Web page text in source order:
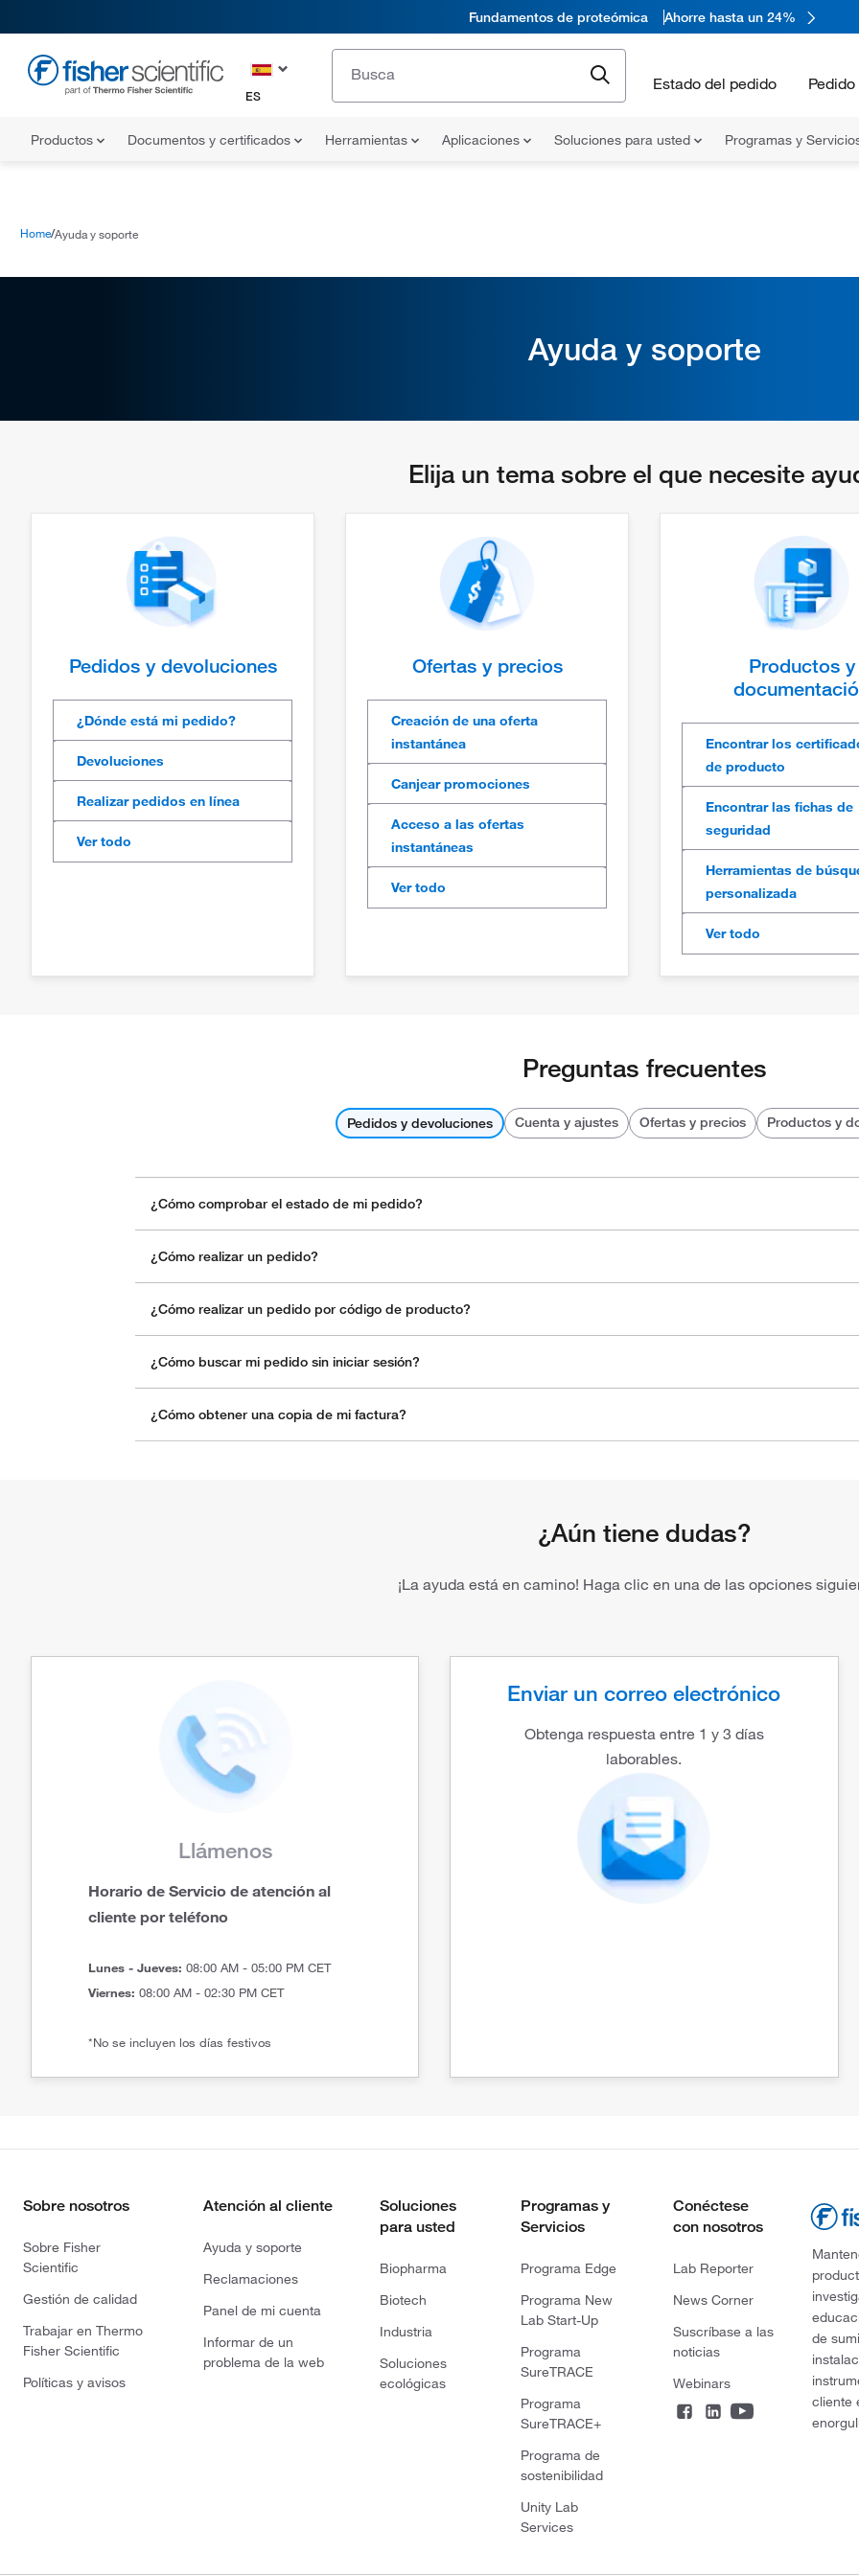
Fundamentos de proteómica Ahorre hasta un 24%
ES
Estado del pedido
Productos Documentos y certificados Herramientas Aplicaciones Soluciones para usted Programas y
Home Ayuda y soporte
Ayuda y soporte
Elija un tema sobre el que necesite
Pedidos y devoluciones
¿Dónde está mi pedido?
Devoluciones
Realizar pedidos en línea
Ver todo
Ofertas y precios
Creación de una oferta
instantánea
Canjear promociones
Acceso a las ofertas
instantáneas
Ver todo
Productos y
Encontrar los
de producto
Encontrar las fichas de
seguridad
Herramientas de
personalizada
Ver todo
Preguntas frecuentes
Pedidos y devoluciones Cuenta y ajustes Ofertas y precios Productos y
¿Cómo comprobar el estado de mi pedido?
¿Cómo realizar un pedido?
¿Cómo realizar un pedido por código de producto?
¿Cómo buscar mi pedido sin iniciar sesión?
¿Cómo obtener una copia de mi factura?
¿Aún tiene dudas?
¡La ayuda está en camino! Haga clic en una de las opciones
Llámenos
Horario de Servicio de atención al
cliente por teléfono
Lunes - Jueves: 08:00 AM - 05:00 PM CET
Viernes: 08:00 AM - 02:30 PM CET
*No se incluyen los días festivos
Enviar un correo electrónico
Obtenga respuesta entre 1 y 3 días
laborables.
Sobre nosotros
Sobre Fisher
Scientific
Gestión de calidad
Trabajar en Thermo
Fisher Scientific
Políticas y avisos
Atención al cliente
Ayuda y soporte
Reclamaciones
Panel de mi cuenta
Informar de un
problema de la web
Soluciones
para usted
Biopharma
Biotech
Industria
Soluciones
ecológicas
Programas y
Servicios
Programa Edge
Programa New
Lab Start-Up
Programa
SureTRACE
Programa
SureTRACE+
Programa de
sostenibilidad
Unity Lab
Services
Conéctese
con nosotros
Lab Reporter
News Corner
Suscríbase a las
noticias
Webinars
de
cliente